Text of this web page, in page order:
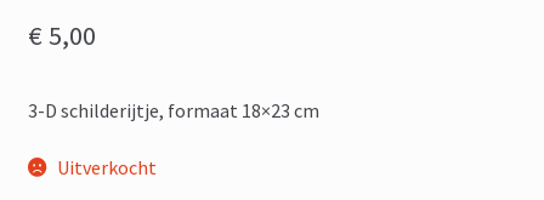
€ 5,00
3-D schilderijtje, formaat 18×23 cm
Uitverkocht